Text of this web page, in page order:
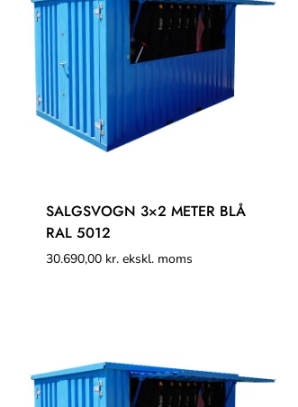
SALGSVOGN 3×2 METER BLÅ
RAL 5012
30.690,00 kr. ekskl. moms